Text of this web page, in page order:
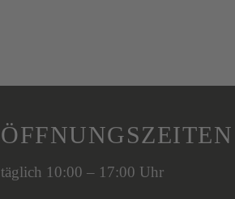
ÖFFNUNGSZEITEN
täglich 10:00 – 17:00 Uhr